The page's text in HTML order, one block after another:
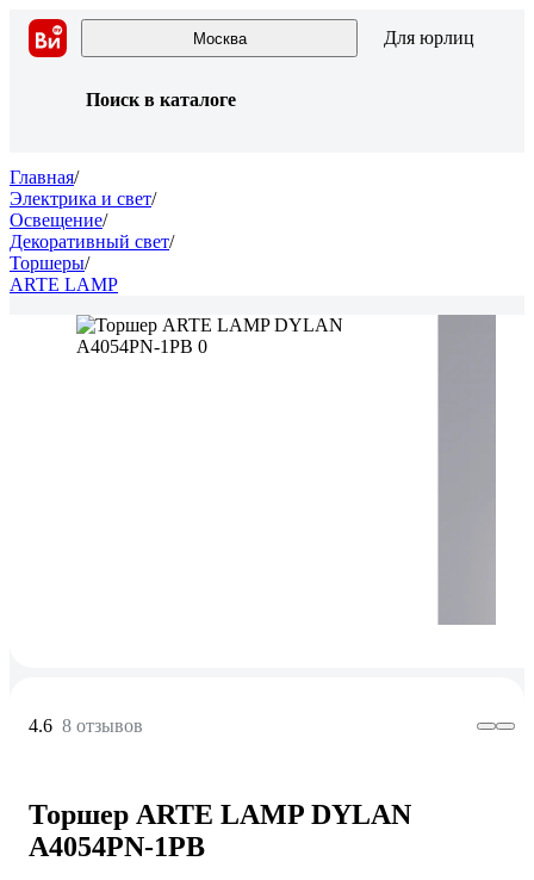
Москва Для юрлиц
Поиск в каталоге
Главная/
Электрика и свет/
Освещение/
Декоративный свет/
Торшеры/
ARTE LAMP
4.6 8 отзывов
Торшер ARTE LAMP DYLAN
A4054PN-1PB